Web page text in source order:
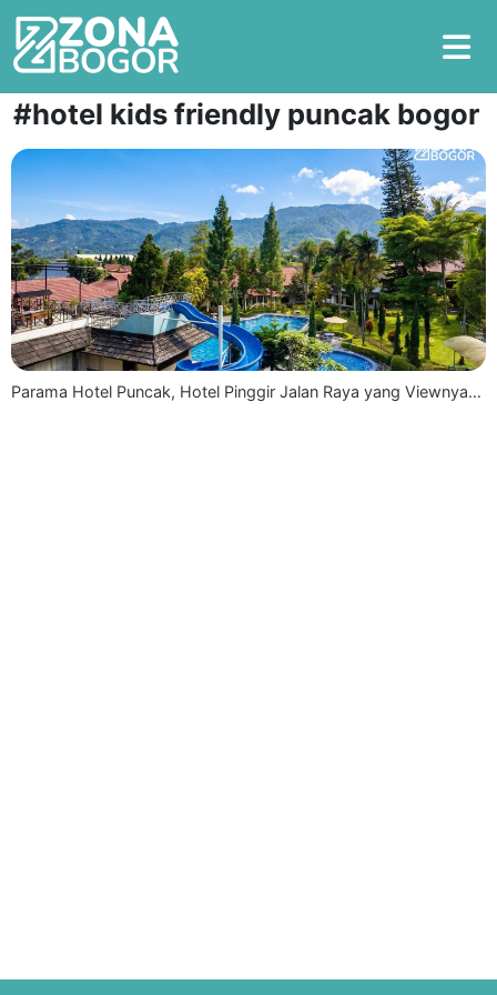
#hotel kids friendly puncak bogor
Parama Hotel Puncak, Hotel Pinggir Jalan Raya yang Viewnya…